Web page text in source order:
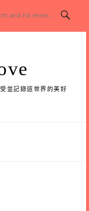
並記錄這世界的美好